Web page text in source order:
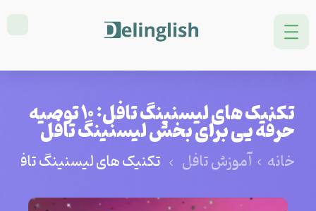
تکنیک های لیسنینگ تافل: 10 توصیه
حرفه یی برای بخش لیسنینگ تافل
خانه آموزش تافل تکنیک های لیسنینگ تافل: 10 توصیه حرفه یی برای بخش لیسنینگ تافل